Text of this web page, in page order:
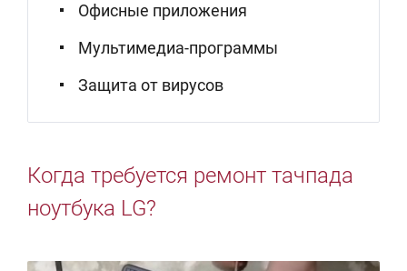
Офисные приложения
Мультимедиа-программы
Защита от вирусов
Когда требуется ремонт тачпада
ноутбука LG?